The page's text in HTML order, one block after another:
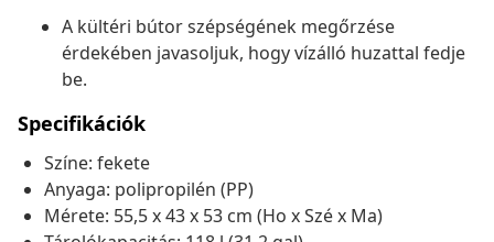
A kültéri bútor szépségének megőrzése
érdekében javasoljuk, hogy vízálló huzattal fedje
be.
Specifikációk
Színe: fekete
Anyaga: polipropilén (PP)
Mérete: 55,5 x 43 x 53 cm (Ho x Szé x Ma)